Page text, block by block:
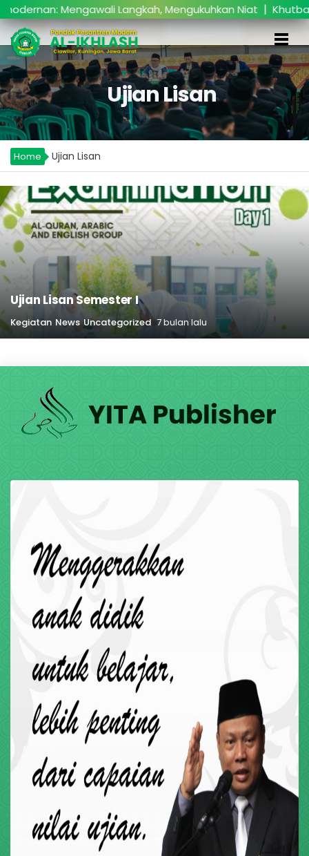
Mengawali Langkah, Mengukuhkan Niat|Khutbatul
Ujian Lisan
Home Ujian Lisan
Ujian Lisan Semester I
Kegiatan News Uncategorized 7 bulan lalu